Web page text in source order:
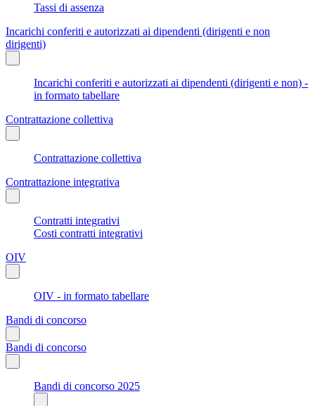
Tassi di assenza
Incarichi conferiti e autorizzati ai dipendenti (dirigenti e non
dirigenti)
Incarichi conferiti e autorizzati ai dipendenti (dirigenti e non) -
in formato tabellare
Contrattazione collettiva
Contrattazione collettiva
Contrattazione integrativa
Contratti integrativi
Costi contratti integrativi
OIV
OIV - in formato tabellare
Bandi di concorso
Bandi di concorso
Bandi di concorso 2025